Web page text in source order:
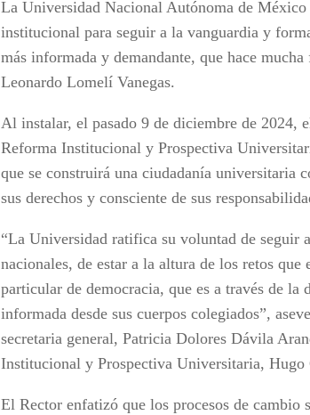
La Universidad Nacional Autónoma de
institucional para seguir a la vanguardia y
más informada y demandante, que hace
Leonardo Lomelí Vanegas.
Al instalar, el pasado 9 de diciembre de 2024,
Reforma Institucional y Prospectiva
que se construirá una ciudadanía universitaria
sus derechos y consciente de sus
“La Universidad ratifica su voluntad de seguir
nacionales, de estar a la altura de los retos
particular de democracia, que es a través de
informada desde sus cuerpos colegiados”,
secretaria general, Patricia Dolores Dávila
Institucional y Prospectiva Universitaria, Hugo
El Rector enfatizó que los procesos de cambio